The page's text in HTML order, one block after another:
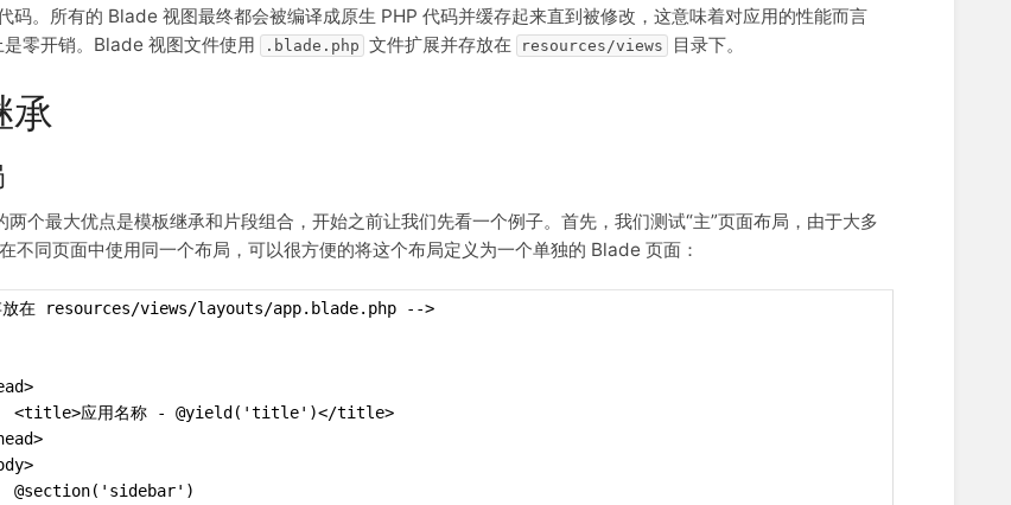
码。所有的 Blade 视图最终都会被编译成原生 PHP 代码并缓存起来直到被修改，这意味着对应用的性能而言
零开销。Blade 视图文件使用
.blade.php 文件扩展并存放在 resources/views 目录下。
承
个最大优点是模板继承和片段组合，开始之前让我们先看一个例子。首先，我们测试“主”页面布局，由于大多
不同页面中使用同一个布局，可以很方便的将这个布局定义为一个单独的 Blade 页面：
在 resources/views/layouts/app.blade.php -->
<title>应用名称 - @yield('title')</title>
@section('sidebar')